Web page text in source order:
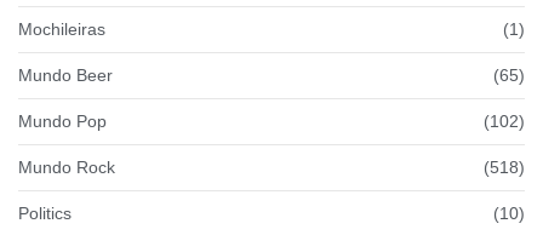
Mochileiras (1)
Mundo Beer (65)
Mundo Pop (102)
Mundo Rock (518)
Politics (10)